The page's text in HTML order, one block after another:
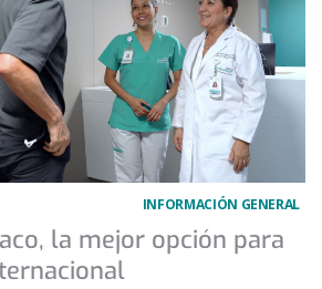
INFORMACIÓN GENERAL
la mejor opción para